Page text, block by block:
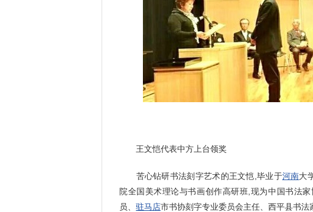
王文恺代表中方上台领奖
苦心钻研书法刻字艺术的王文恺,毕业于河南大
院全国美术理论与书画创作高研班,现为中国书法
员、 驻马店市书协刻字专业委员会主任、西平县书